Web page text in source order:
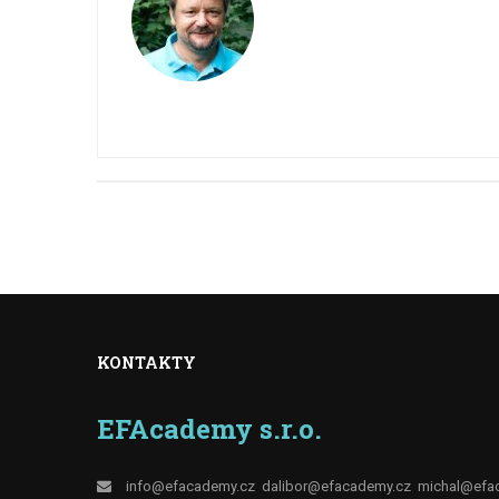
KONTAKTY
EFAcademy s.r.o.
info@efacademy.cz dalibor@efacademy.cz